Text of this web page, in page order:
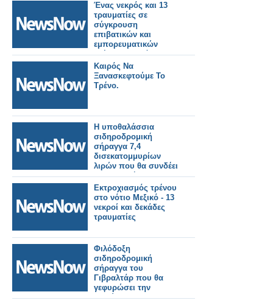
Ένας νεκρός και 13
τραυματίες σε
σύγκρουση
επιβατικών και
εμπορευματικών
τρένων στο νότιο
Πακιστάν
Καιρός Να
Ξανασκεφτούμε Το
Τρένο.
Η υποθαλάσσια
σιδηροδρομική
σήραγγα 7,4
δισεκατομμυρίων
λιρών που θα συνδέει
την Αφρική με την
Ευρώπη είναι ένα
βήμα πιο κοντά στην
πραγματικότητα.
Εκτροχιασμός τρένου
στο νότιο Μεξικό - 13
νεκροί και δεκάδες
τραυματίες
Φιλόδοξη
σιδηροδρομική
σήραγγα του
Γιβραλτάρ που θα
γεφυρώσει την
Ευρώπη με την